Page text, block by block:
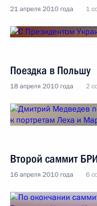
21 апреля 2010 года 1
Поездка в Польшу
18 апреля 2010 года 2
Второй саммит
16 апреля 2010 года 6